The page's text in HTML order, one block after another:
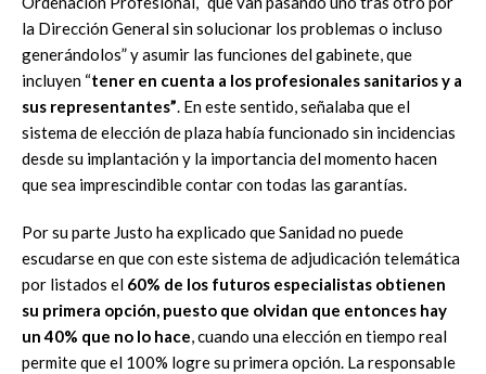
la Dirección General sin solucionar los problemas o incluso
generándolos” y asumir las funciones del gabinete, que
incluyen “tener en cuenta a los profesionales sanitarios y a
sus representantes”. En este sentido, señalaba que el
sistema de elección de plaza había funcionado sin incidencias
desde su implantación y la importancia del momento hacen
que sea imprescindible contar con todas las garantías.
Por su parte Justo ha explicado que Sanidad no puede
escudarse en que con este sistema de adjudicación telemática
por listados el 60% de los futuros especialistas obtienen
su primera opción, puesto que olvidan que entonces hay
un 40% que no lo hace, cuando una elección en tiempo real
permite que el 100% logre su primera opción. La responsable